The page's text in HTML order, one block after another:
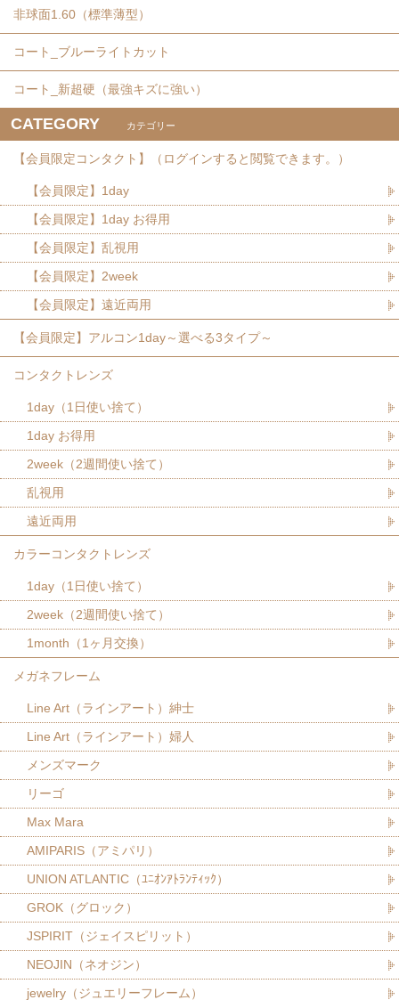
非球面1.60（標準薄型）
コート_ブルーライトカット
コート_新超硬（最強キズに強い）
CATEGORY カテゴリー
【会員限定コンタクト】（ログインすると閲覧できます。）
【会員限定】1day
【会員限定】1day お得用
【会員限定】乱視用
【会員限定】2week
【会員限定】遠近両用
【会員限定】アルコン1day～選べる3タイプ～
コンタクトレンズ
1day（1日使い捨て）
1day お得用
2week（2週間使い捨て）
乱視用
遠近両用
カラーコンタクトレンズ
1day（1日使い捨て）
2week（2週間使い捨て）
1month（1ヶ月交換）
メガネフレーム
Line Art（ラインアート）紳士
Line Art（ラインアート）婦人
メンズマーク
リーゴ
Max Mara
AMIPARIS（アミパリ）
UNION ATLANTIC（ﾕﾆｵﾝｱﾄﾗﾝﾃｨｯｸ）
GROK（グロック）
JSPIRIT（ジェイスピリット）
NEOJIN（ネオジン）
jewelry（ジュエリーフレーム）